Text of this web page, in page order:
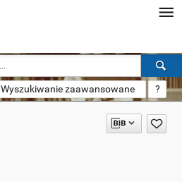
Wyszukiwanie zaawansowane ?